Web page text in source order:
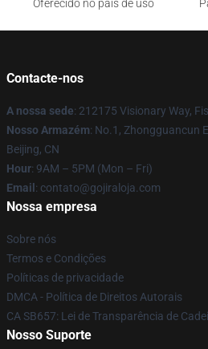
Oferecido no país de uso
Contacte-nos
A nossa sede: 212175 Visionary Way,
Nosso Armazém: No.1, Zhongguancun
Beijing, CN
Hour: 9AM – 5PM (Mon – Fri)
Email : contato@gojiraloja.com
Nossa empresa
Sobre nós
Termos e Condições
Políticas de privacidade
DMCA - Política de Direitos Autorais
CA SB657: Lei de Transparência de
Nosso Suporte